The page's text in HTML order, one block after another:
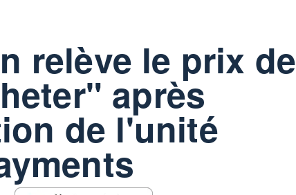
relève le prix de
après
de l'unité